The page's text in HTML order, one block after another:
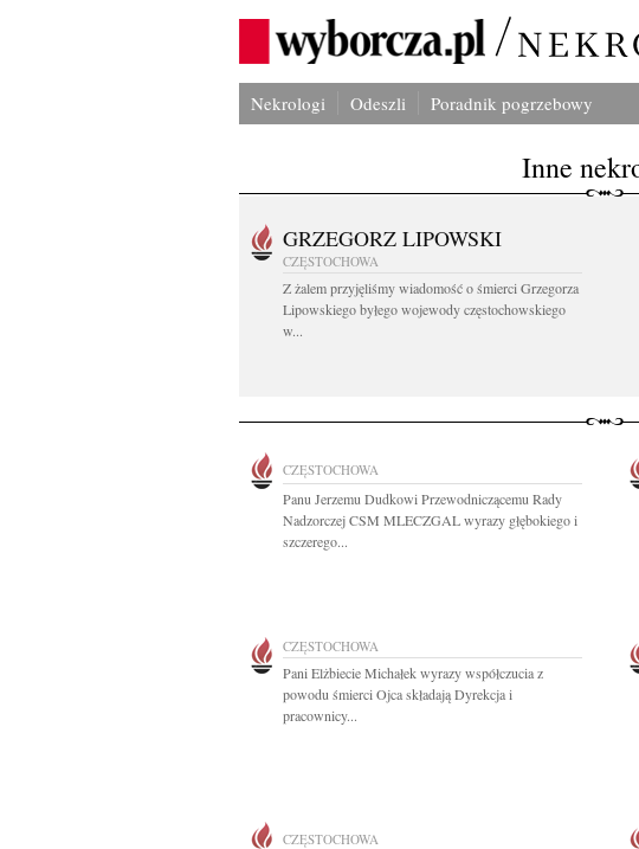
Nekrologi Odeszli Poradnik pogrzebowy
Inne
GRZEGORZ LIPOWSKI
CZĘSTOCHOWA
Z żalem przyjęliśmy wiadomość o śmierci Grzegorza
Lipowskiego byłego wojewody częstochowskiego
w...
CZĘSTOCHOWA
Panu Jerzemu Dudkowi Przewodniczącemu Rady
Nadzorczej CSM MLECZGAL wyrazy głębokiego i
szczerego...
CZĘSTOCHOWA
Pani Elżbiecie Michałek wyrazy współczucia z
powodu śmierci Ojca składają Dyrekcja i
pracownicy...
CZĘSTOCHOWA